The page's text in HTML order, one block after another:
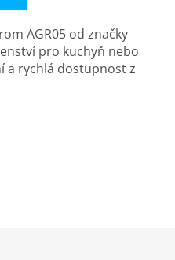
AGR05 od značky
pro kuchyň nebo
a rychlá dostupnost z